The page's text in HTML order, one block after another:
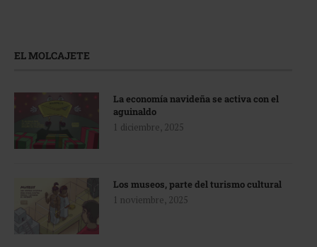
EL MOLCAJETE
La economía navideña se activa con el
aguinaldo
1 diciembre, 2025
Los museos, parte del turismo cultural
1 noviembre, 2025